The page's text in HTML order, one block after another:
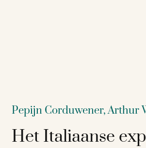
Pepijn Corduwener,Arthur
Het Italiaanse